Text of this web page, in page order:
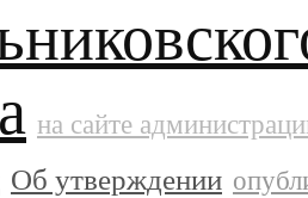
на сайте
Об утверждении